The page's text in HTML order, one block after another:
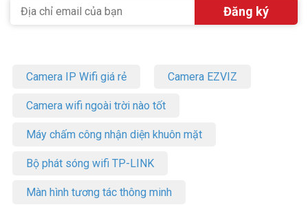
Camera IP Wifi giá rẻ Camera EZVIZ
Camera wifi ngoài trời nào tốt
Máy chấm công nhận diện khuôn mặt
Bộ phát sóng wifi TP-LINK
Màn hình tương tác thông minh